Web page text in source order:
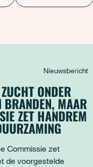
Nieuwsbericht
ONDER
BRANDEN, MAAR
ZET HANDREM
Commissie zet
de voorgestelde